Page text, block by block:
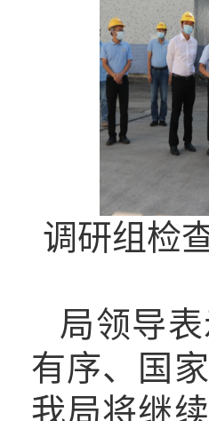
调研组检
局领导表
有序、国
我局将继